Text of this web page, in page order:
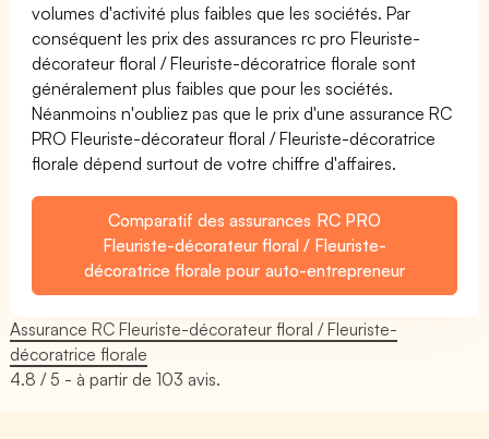
volumes d'activité plus faibles que les sociétés. Par
conséquent les prix des assurances rc pro Fleuriste-
décorateur floral / Fleuriste-décoratrice florale sont
généralement plus faibles que pour les sociétés.
Néanmoins n'oubliez pas que le prix d'une assurance RC
PRO Fleuriste-décorateur floral / Fleuriste-décoratrice
florale dépend surtout de votre chiffre d'affaires.
Comparatif des assurances RC PRO
Fleuriste-décorateur floral / Fleuriste-
décoratrice florale pour auto-entrepreneur
Assurance RC Fleuriste-décorateur floral / Fleuriste-
décoratrice florale
4.8 / 5 - à partir de103 avis.